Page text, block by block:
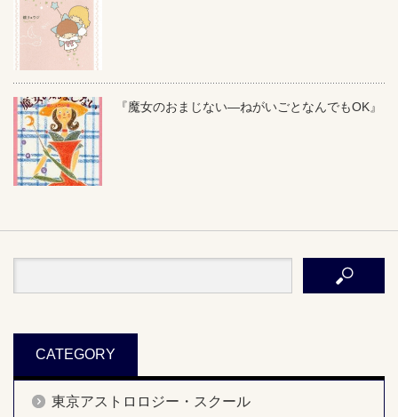
『魔女のおまじない―ねがいごとなんでもOK』
CATEGORY
東京アストロロジー・スクール